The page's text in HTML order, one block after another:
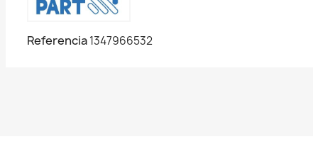
Referencia1347966532